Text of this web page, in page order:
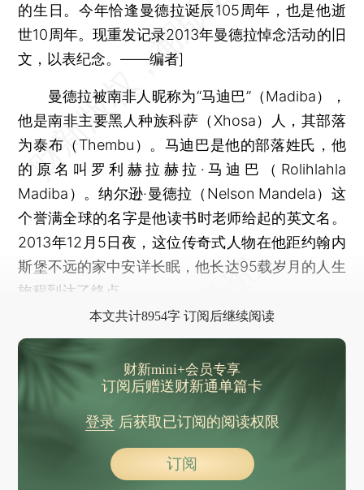
的生日。今年恰逢曼德拉诞辰105周年，也是他逝
世10周年。现重发记录2013年曼德拉悼念活动的旧
文，以表纪念。——编者]
曼德拉被南非人昵称为“马迪巴”（Madiba），
他是南非主要黑人种族科萨（Xhosa）人，其部落
为泰布（Thembu）。马迪巴是他的部落姓氏，他
的原名叫罗利赫拉赫拉·马迪巴（Rolihlahla
Madiba）。纳尔逊·曼德拉（Nelson Mandela）这
个誉满全球的名字是他读书时老师给起的英文名。
2013年12月5日夜，这位传奇式人物在他距约翰内
斯堡不远的家中安详长眠，他长达95载岁月的人生
旅程到达了终点。
本文共计8954字 订阅后继续阅读
财新mini+会员专享
订阅后赠送财新通单篇卡
登录后获取已订阅的阅读权限
订阅